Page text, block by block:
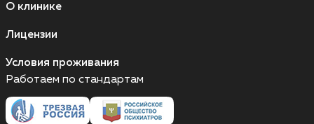
О клинике
Лицензии
Условия проживания
Работаем по стандартам